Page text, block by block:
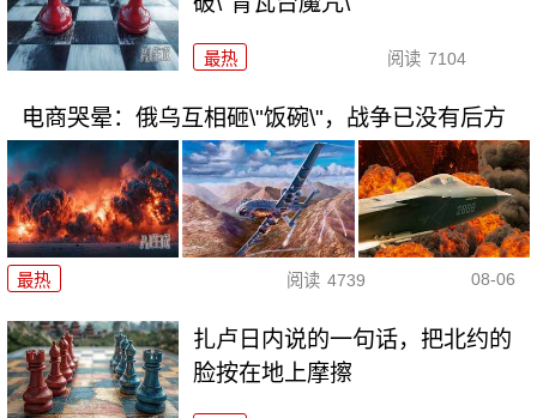
最热 阅读 7104
电商哭晕：俄乌互相砸\"饭碗\"，战争已没有后方
最热 阅读 4739 08-06
扎卢日内说的一句话，把北约的
脸按在地上摩擦